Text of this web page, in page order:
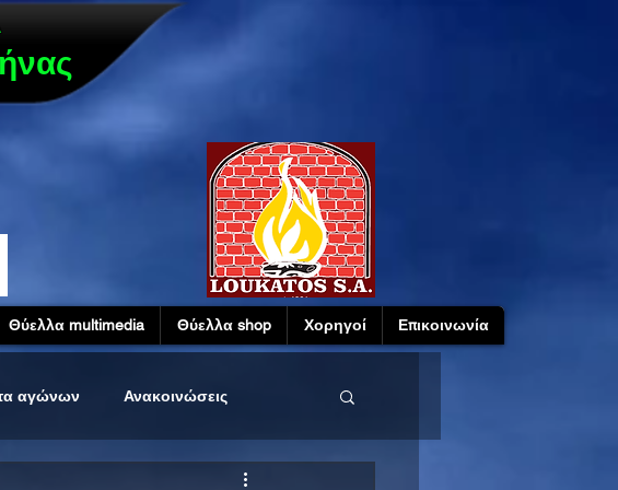
Θύελλα multimedia Θύελλα shop Χορηγοί Επικοινωνία
αγώνων Ανακοινώσεις